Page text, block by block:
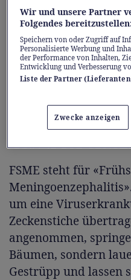
Kantons Tessin – als
Mit der
einfach schützen.
und ihr Team impfen
und Drogerie in Zug.
die Impfung.
FSME: Die Zecke
FSME steht für
um eine
Zeckenstiche
angenommen,
Bäumen, sondern
Gestrüpp und lassen
Wir und unsere Partner
Folgendes
Speichern von oder Zugriff auf
Personalisierte Werbung und
der Performance von Inhalten,
Entwicklung und Verbesserung
Liste der Partner
Zwecke anzeigen